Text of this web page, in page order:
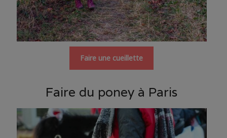
Faire une cueillette
Faire du poney à Paris